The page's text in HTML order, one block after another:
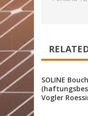
SOLINE
Vogler